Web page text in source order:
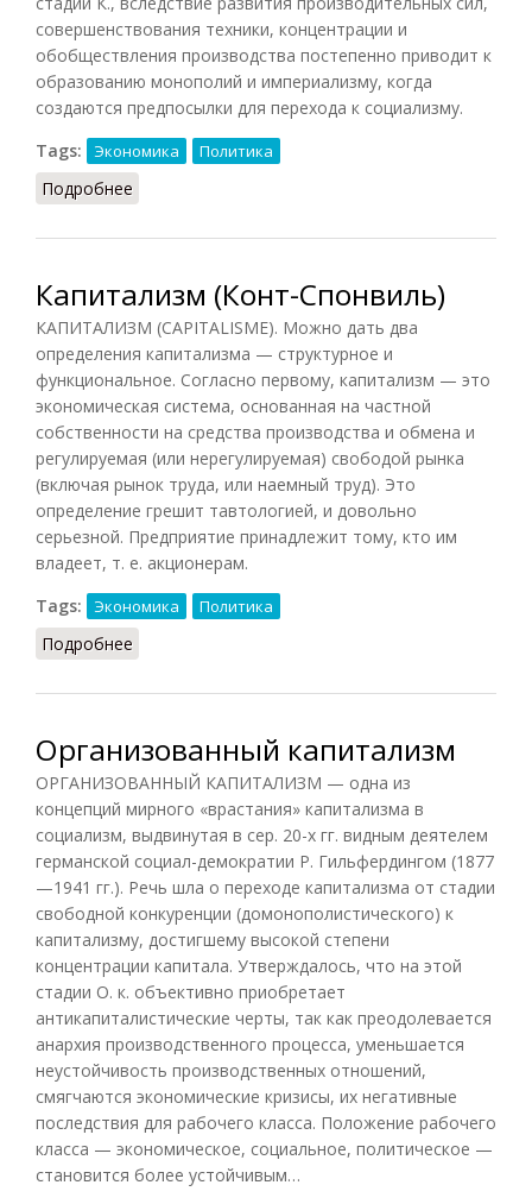
совершенствования техники, концентрации и
обобществления производства постепенно приводит к
образованию монополий и империализму, когда
создаются предпосылки для перехода к социализму.
Tags:
Экономика Политика
Подробнее
Капитализм (Конт-Спонвиль)
КАПИТАЛИЗМ (CAPITALISME). Можно дать два
определения капитализма — структурное и
функциональное. Согласно первому, капитализм — это
экономическая система, основанная на частной
собственности на средства производства и обмена и
регулируемая (или нерегулируемая) свободой рынка
(включая рынок труда, или наемный труд). Это
определение грешит тавтологией, и довольно
серьезной. Предприятие принадлежит тому, кто им
владеет, т. е. акционерам.
Tags:
Экономика Политика
Подробнее
Организованный капитализм
ОРГАНИЗОВАННЫЙ КАПИТАЛИЗМ — одна из
концепций мирного «врастания» капитализма в
социализм, выдвинутая в сер. 20-х гг. видным деятелем
германской социал-демократии Р. Гильфердингом (1877
—1941 гг.). Речь шла о переходе капитализма от стадии
свободной конкуренции (домонополистического) к
капитализму, достигшему высокой степени
концентрации капитала. Утверждалось, что на этой
стадии О. к. объективно приобретает
антикапиталистические черты, так как преодолевается
анархия производственного процесса, уменьшается
неустойчивость производственных отношений,
смягчаются экономические кризисы, их негативные
последствия для рабочего класса. Положение рабочего
класса — экономическое, социальное, политическое —
становится более устойчивым…